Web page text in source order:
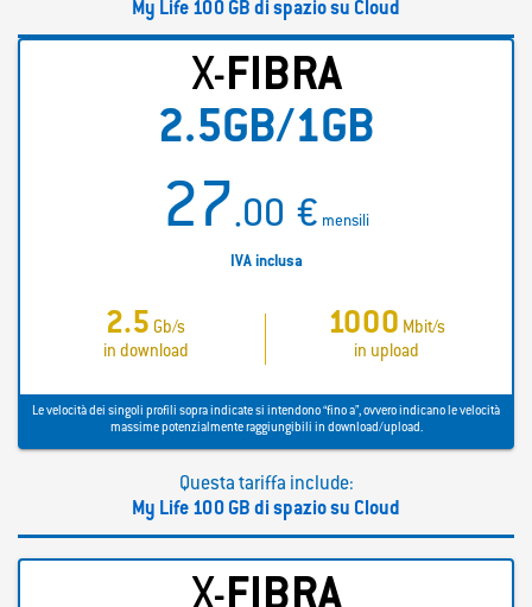
My Life 100 GB di spazio su Cloud
X-FIBRA
2.5GB/1GB
27.00 € mensili
IVA inclusa
2.5 Gb/s
in download
1000 Mbit/s
in upload
Le velocità dei singoli profili sopra indicate si intendono “fino a”, ovvero indicano le velocità
massime potenzialmente raggiungibili in download/upload.
Questa tariffa include:
My Life 100 GB di spazio su Cloud